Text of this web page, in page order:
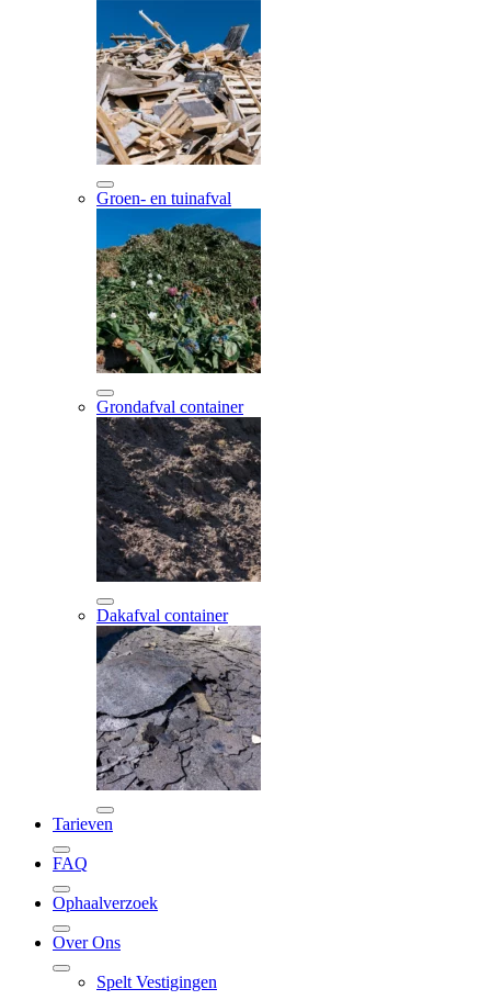
Groen- en tuinafval
Grondafval container
Dakafval container
Tarieven
FAQ
Ophaalverzoek
Over Ons
Spelt Vestigingen